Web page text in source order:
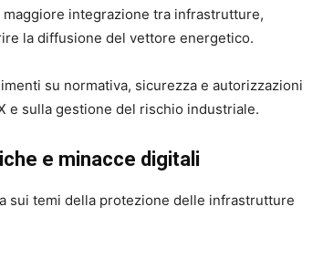
integrazione tra infrastrutture,
la diffusione del vettore energetico.
su normativa, sicurezza e autorizzazioni
e sulla gestione del rischio industriale.
e minacce digitali
sui temi della protezione delle infrastrutture